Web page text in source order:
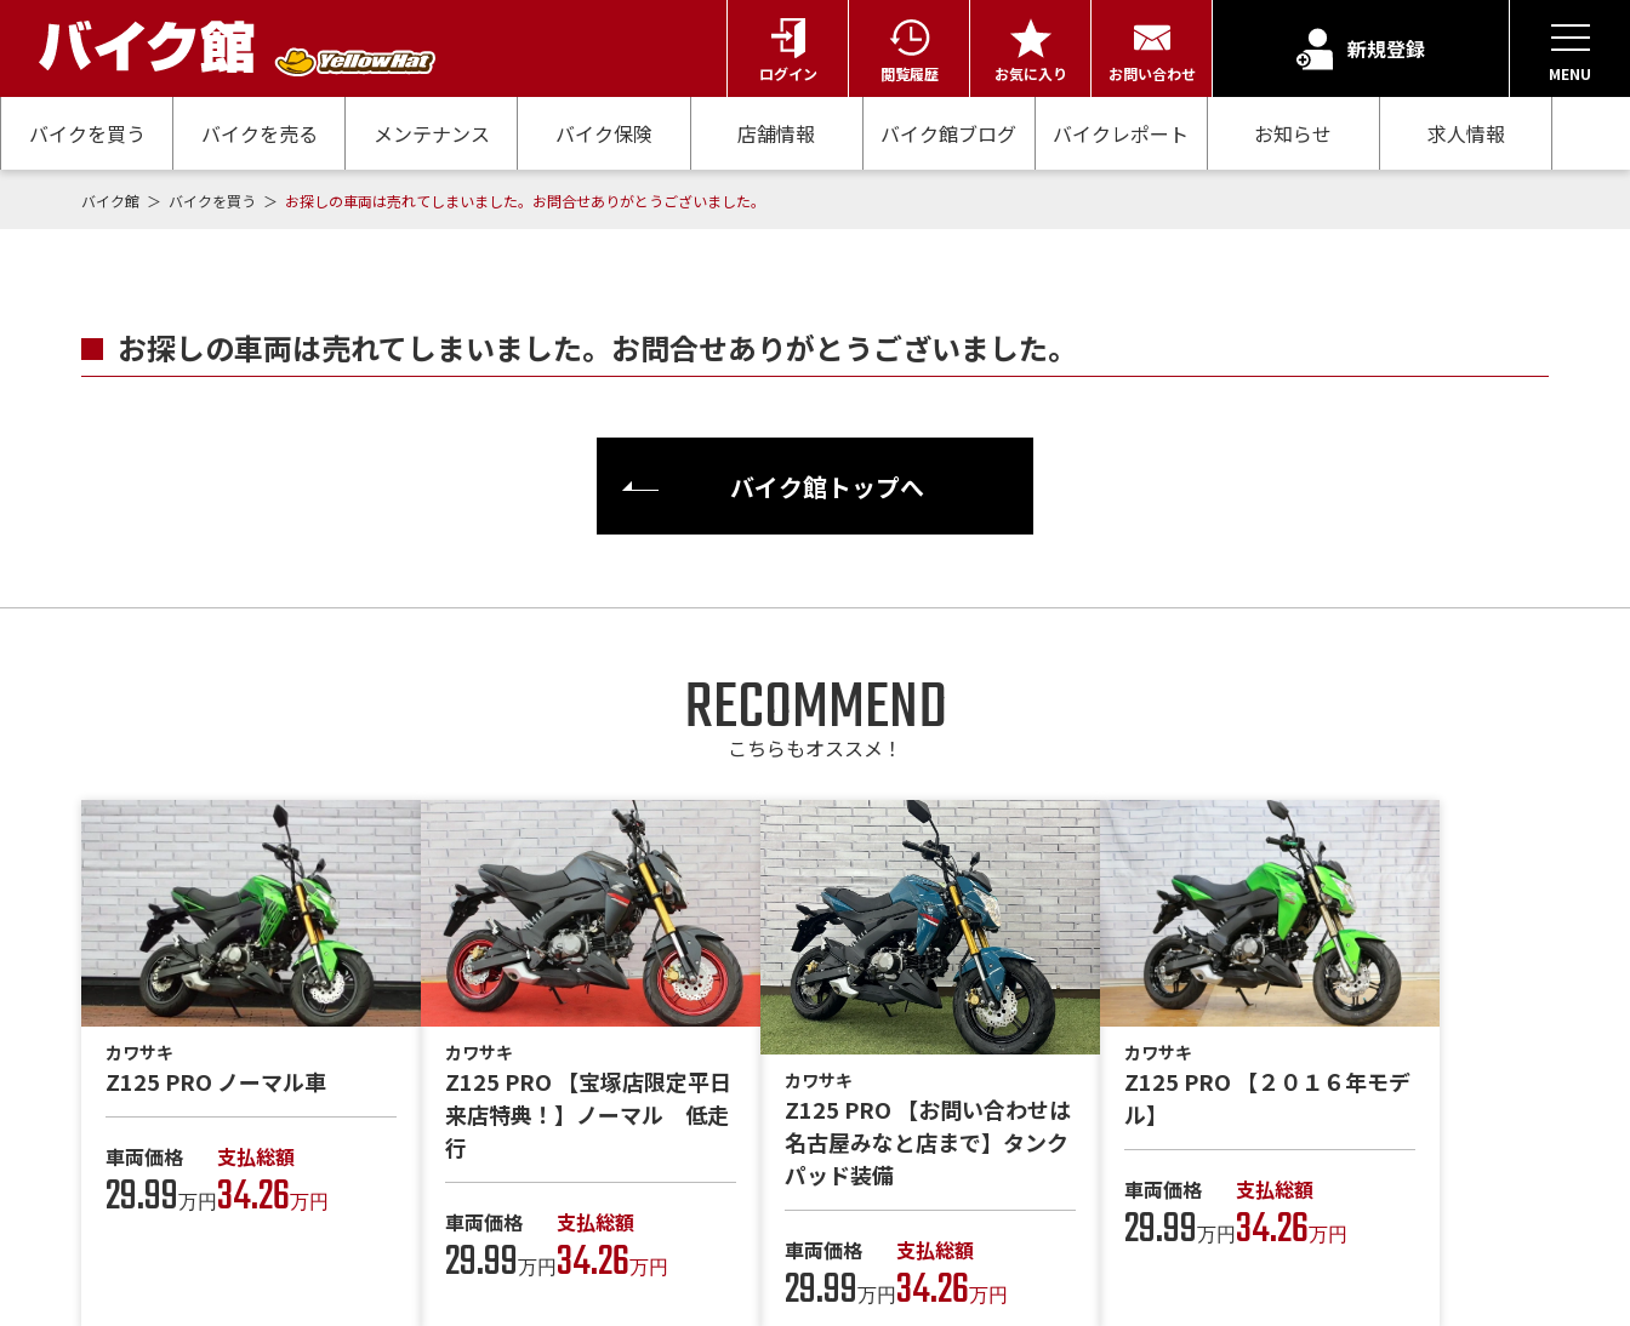
ログイン 閲覧履歴 お気に入り お問い合わせ
新規登録
MENU
バイクを買う バイクを売る メンテナンス バイク保険 店舗情報 バイク館ブログ バイクレポート お知らせ 求人情報
バイク館 バイクを買う お探しの車両は売れてしまいました。お問合せありがとうございました。
お探しの車両は売れてしまいました。お問合せありがとうございました。
バイク館トップへ
RECOMMEND
こちらもオススメ！
カワサキ
Z125 PRO ノーマル車
車両価格
29.99万円
支払総額
34.26万円
カワサキ
Z125 PRO 【宝塚店限定平日
来店特典！】ノーマル 低走
行
車両価格
29.99万円
支払総額
34.26万円
カワサキ
Z125 PRO 【お問い合わせは
名古屋みなと店まで】タンク
パッド装備
車両価格
29.99万円
支払総額
34.26万円
カワサキ
Z125 PRO 【２０１６年モデ
ル】
車両価格
29.99万円
支払総額
34.26万円